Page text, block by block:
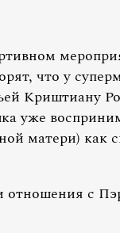
что у
Криштиану
уже
матери) как
с